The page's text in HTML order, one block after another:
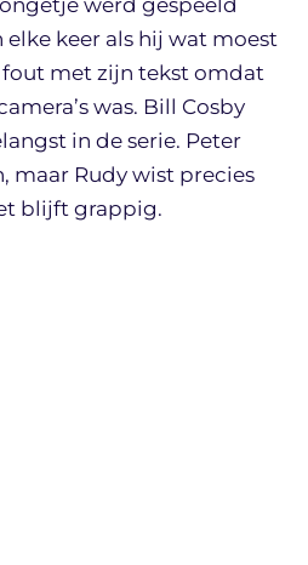
werd gespeeld
elke keer als hij wat moest
met zijn tekst omdat
was. Bill Cosby
in de serie. Peter
maar Rudy wist precies
blijft grappig.